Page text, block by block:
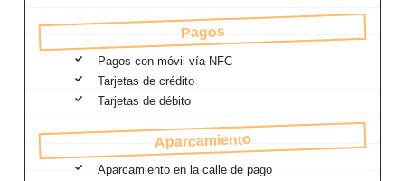
Pagos
Pagos con móvil vía NFC
Tarjetas de crédito
Tarjetas de débito
Aparcamiento
Aparcamiento en la calle de pago